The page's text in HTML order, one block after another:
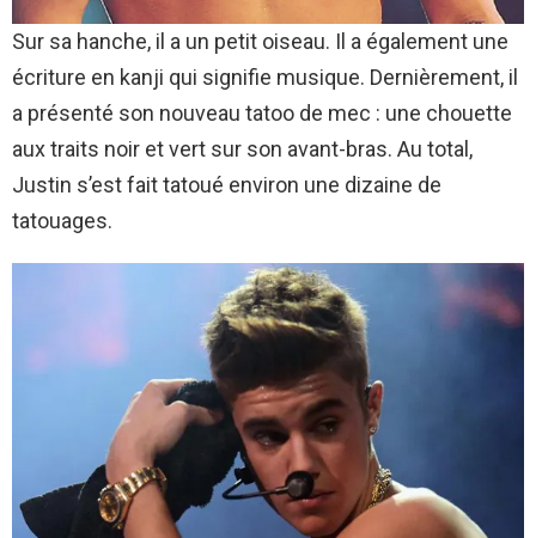
Sur sa hanche, il a un petit oiseau. Il a également une
écriture en kanji qui signifie musique. Dernièrement, il
a présenté son nouveau tatoo de mec : une chouette
aux traits noir et vert sur son avant-bras. Au total,
Justin s’est fait tatoué environ une dizaine de
tatouages.